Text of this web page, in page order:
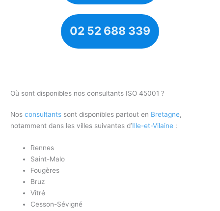
02 52 688 339
Où sont disponibles nos consultants ISO 45001 ?
Nosconsultants sont disponibles partout en Bretagne,
notamment dans les villes suivantes d’Ille-et-Vilaine :
Rennes
Saint-Malo
Fougères
Bruz
Vitré
Cesson-Sévigné